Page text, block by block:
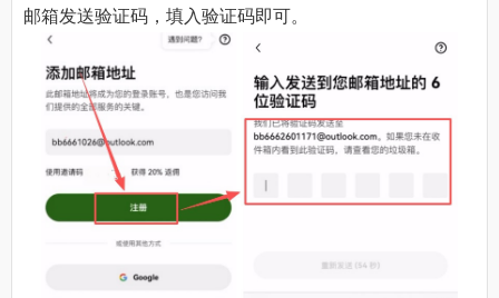
邮箱发送验证码，填入验证码即可。